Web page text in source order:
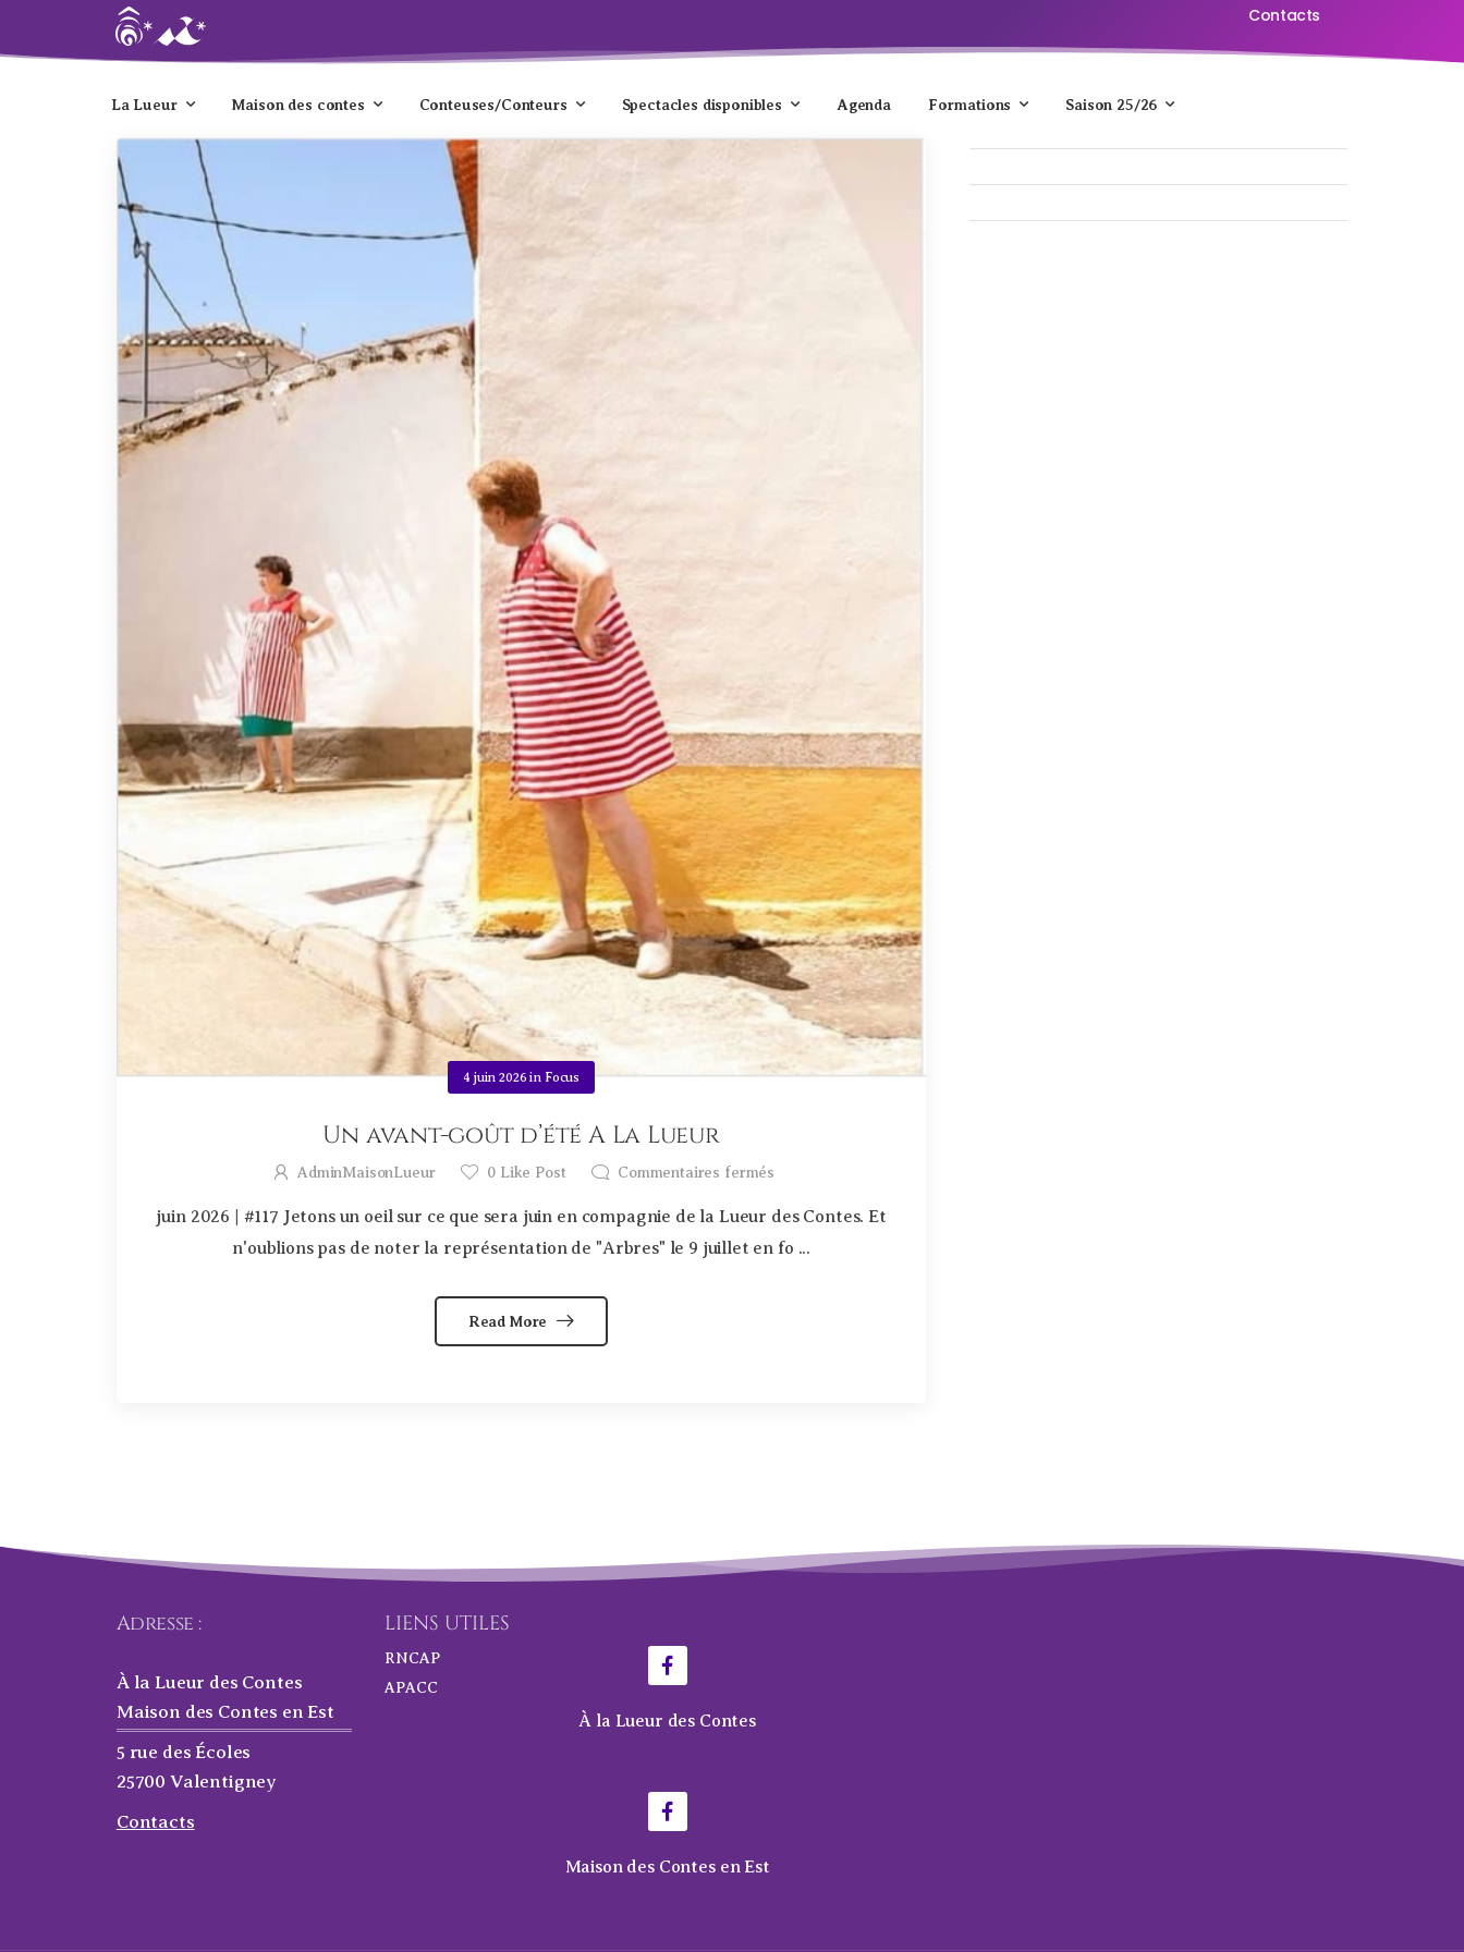
Contacts
La Lueur Maison des contes Conteuses/Conteurs Spectacles disponibles Agenda Formations Saison 25/26
4 juin 2026 in Focus
Un avant-goût d’été A La Lueur
AdminMaisonLueur 0 Like Post Commentaires fermés
juin 2026 | #117 Jetons un oeil sur ce que sera juin en compagnie de la Lueur des Contes. Et
n'oublions pas de noter la représentation de "Arbres" le 9 juillet en fo ...
Read More
Adresse :
À la Lueur des Contes
Maison des Contes en Est
5 rue des Écoles
25700 Valentigney
Contacts
LIENS UTILES
RNCAP
APACC
À la Lueur des Contes
Maison des Contes en Est